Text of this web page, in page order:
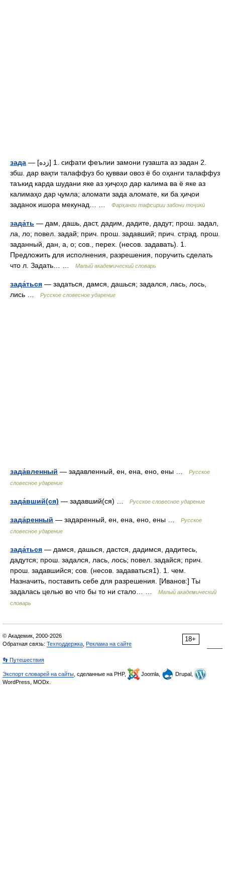
зада — [زده] 1. сифати феълии замони гузашта аз задан 2.
збш. дар вақти талаффуз бо қувваи овоз ё бо оҳанги талаффуз
таъкид карда шудани яке аз ҳиҷоҳо дар калима ва ё яке аз
калимаҳо дар ҷумла; аломати зада аломате, ки ба ҳиҷои
заданок ишора мекунад… …
Фарҳанги тафсирии забони тоҷикӣ
зада́ть — дам, дашь, даст, дадим, дадите, дадут; прош. задал,
ла, ло; повел. задай; прич. прош. задавший; прич. страд. прош.
заданный, дан, а, о; сов., перех. (несов. задавать). 1.
Предложить для исполнения, разрешения, поручить сделать
что л. Задать… …
Малый академический словарь
зада́ться — задаться, дамся, дашься; задался, лась, лось,
лись …
Русское словесное ударение
зада́вленный — задавленный, ен, ена, ено, ены …
Русское
словесное ударение
зада́вший(ся) — задавший(ся) … Русское словесное ударение
зада́ренный — задаренный, ен, ена, ено, ены …
Русское
словесное ударение
зада́ться — дамся, дашься, дастся, дадимся, дадитесь,
дадутся; прош. задался, лась, лось; повел. задайся; прич.
прош. задавшийся; сов. (несов. задаваться1). 1. чем.
Назначить, поставить себе для разрешения. [Иванов:] Ты
задалась целью во что бы то ни стало… …
Малый академический
словарь
18+
© Академик, 2000-2026
Обратная связь: Техподдержка Реклама на сайте
👣 Путешествия
Экспорт словарей на сайты , сделанные на PHP, Joomla,
Drupal,
WordPress, MODx.